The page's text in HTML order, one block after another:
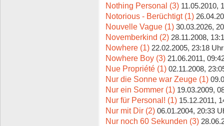
Nothing Personal (3) 11.05.2010,
Notorious - Berüchtigt (1)
Nouvelle Vague (1) 30.03.2026,
Novemberkind (2) 28.11.2008,
Nowhere (1) 22.02.2005, 23:18 Uhr
Nowhere Boy (3) 21.06.2011,
Nue Propriété (1) 02.11.2008,
Nur die Sonne war Zeuge (1)
Nur ein Sommer (1) 19.03.2009,
Nur für Personal! (1) 15.12.2011,
Nur mit Dir (2) 06.01.2004, 20:33
Nur noch 60 Sekunden (3)